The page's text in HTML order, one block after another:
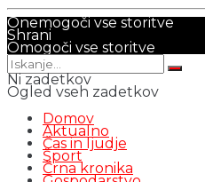
Onemogoči vse storitve
Shrani
Omogoči vse storitve
Ni zadetkov
Ogled vseh zadetkov
Domov
Aktualno
Čas in ljudje
Šport
Črna kronika